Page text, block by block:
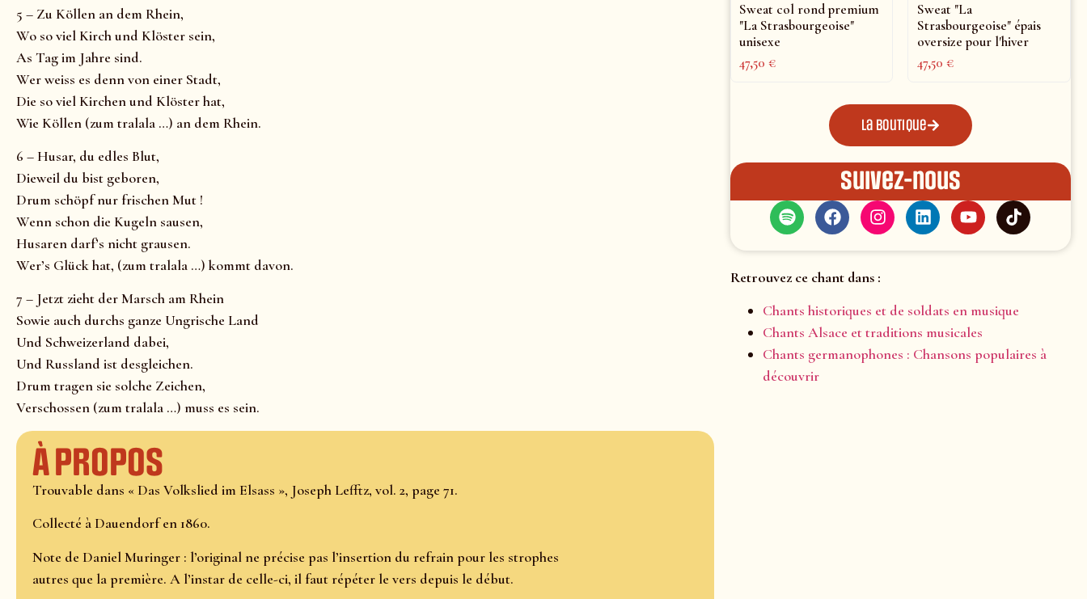
5 – Zu Köllen an dem Rhein,
Wo so viel Kirch und Klöster sein,
As Tag im Jahre sind.
Wer weiss es denn von einer Stadt,
Die so viel Kirchen und Klöster hat,
Wie Köllen (zum tralala …) an dem Rhein.
6 – Husar, du edles Blut,
Dieweil du bist geboren,
Drum schöpf nur frischen Mut !
Wenn schon die Kugeln sausen,
Husaren darf’s nicht grausen.
Wer’s Glück hat, (zum tralala …) kommt davon.
7 – Jetzt zieht der Marsch am Rhein
Sowie auch durchs ganze Ungrische Land
Und Schweizerland dabei,
Und Russland ist desgleichen.
Drum tragen sie solche Zeichen,
Verschossen (zum tralala …) muss es sein.
À propos
Trouvable dans « Das Volkslied im Elsass », Joseph Lefftz, vol. 2, page 71.
Collecté à Dauendorf en 1860.
Note de Daniel Muringer : l’original ne précise pas l’insertion du refrain pour les strophes
autres que la première. A l’instar de celle-ci, il faut répéter le vers depuis le début.
Sweat col rond premium
"La Strasbourgeoise"
unisexe
47,50€
Sweat "La
Strasbourgeoise" épais
oversize pour l'hiver
47,50€
La boutique
Suivez-nous
Retrouvez ce chant dans :
Chants historiques et de soldats en musique
Chants Alsace et traditions musicales
Chants germanophones : Chansons populaires à
découvrir